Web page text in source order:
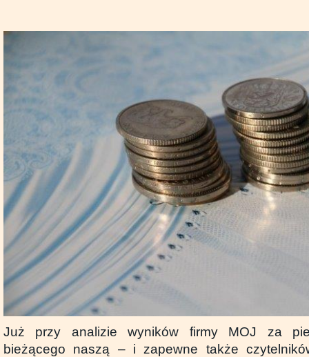
Już przy analizie wyników firmy MOJ za
bieżącego naszą – i zapewne także